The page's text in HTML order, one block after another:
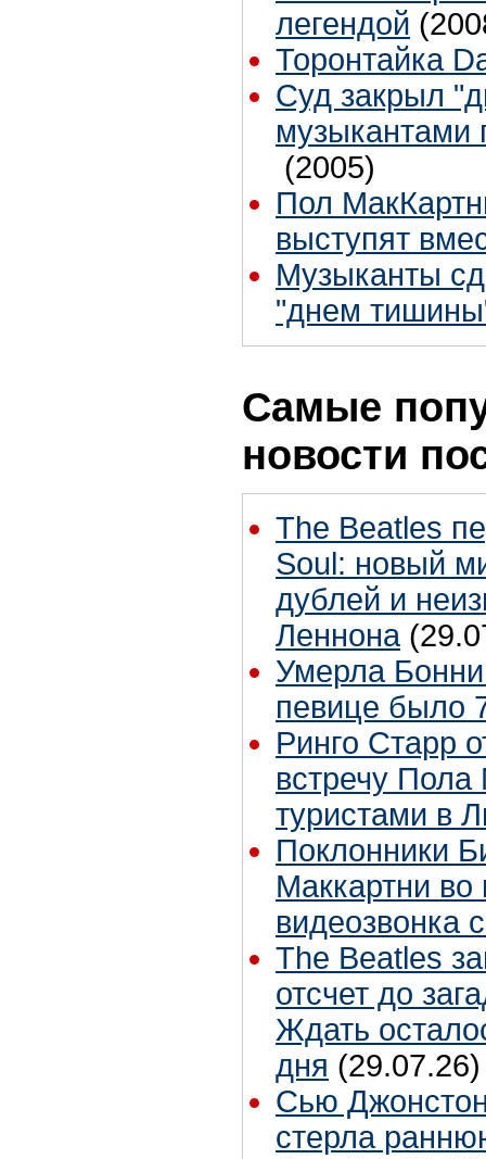
легендой
Торонтайка
Суд закрыл
музыкантами
(2005)
Пол
выступят
Музыканты
"днем
Самые
новости
The Beatles
Soul: новый
дублей и
Леннона
Умерла
певице было
Ринго Старр
встречу Пола
туристами в
Поклонники
Маккартни во
видеозвонка
The Beatles
отсчет до
Ждать
дня (29.07.26)
Сью
стерла